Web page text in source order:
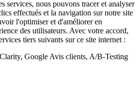
services, nous pouvons tracer et analyser
effectués et la navigation sur notre site
l'optimiser et d'améliorer en
des utilisateurs. Avec votre accord,
tiers suivants sur ce site internet :
Google Avis clients, A/B-Testing